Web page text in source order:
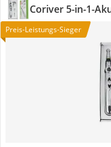
Coriver 5-in-1-
Preis-Leistungs-Sieger